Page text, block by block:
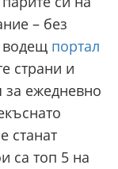
– без
водещ портал
страни и
ежедневно
станат
са топ 5 на